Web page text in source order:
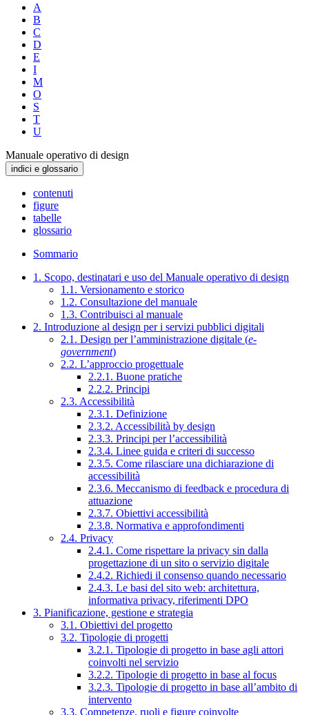
A
B
C
D
E
I
M
O
S
T
U
Manuale operativo di design
indici e glossario
contenuti
figure
tabelle
glossario
Sommario
1. Scopo, destinatari e uso del Manuale operativo di design
1.1. Versionamento e storico
1.2. Consultazione del manuale
1.3. Contribuisci al manuale
2. Introduzione al design per i servizi pubblici digitali
2.1. Design per l’amministrazione digitale (e-
government)
2.2. L’approccio progettuale
2.2.1. Buone pratiche
2.2.2. Principi
2.3. Accessibilità
2.3.1. Definizione
2.3.2. Accessibilità by design
2.3.3. Principi per l’accessibilità
2.3.4. Linee guida e criteri di successo
2.3.5. Come rilasciare una dichiarazione di
accessibilità
2.3.6. Meccanismo di feedback e procedura di
attuazione
2.3.7. Obiettivi accessibilità
2.3.8. Normativa e approfondimenti
2.4. Privacy
2.4.1. Come rispettare la privacy sin dalla
progettazione di un sito o servizio digitale
2.4.2. Richiedi il consenso quando necessario
2.4.3. Le basi del sito web: architettura,
informativa privacy, riferimenti DPO
3. Pianificazione, gestione e strategia
3.1. Obiettivi del progetto
3.2. Tipologie di progetti
3.2.1. Tipologie di progetto in base agli attori
coinvolti nel servizio
3.2.2. Tipologie di progetto in base al focus
3.2.3. Tipologie di progetto in base all’ambito di
intervento
3.3. Competenze, ruoli e figure coinvolte